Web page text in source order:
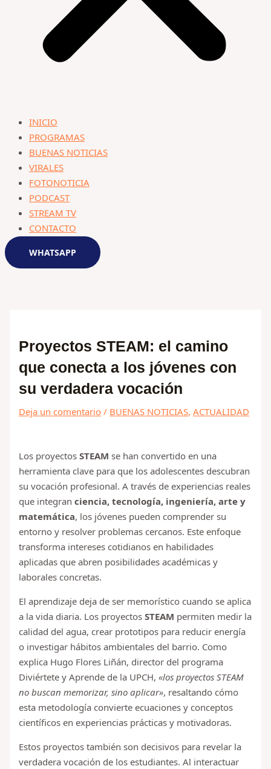
INICIO
PROGRAMAS
BUENAS NOTICIAS
VIRALES
FOTONOTICIA
PODCAST
STREAM TV
CONTACTO
WHATSAPP
Proyectos STEAM: el camino
que conecta a los jóvenes con
su verdadera vocación
Deja un comentario / BUENAS NOTICIAS,ACTUALIDAD
Los proyectosSTEAM se han convertido en una
herramienta clave para que los adolescentes descubran
su vocación profesional. A través de experiencias reales
que integranciencia, tecnología, ingeniería, arte y
matemática, los jóvenes pueden comprender su
entorno y resolver problemas cercanos. Este enfoque
transforma intereses cotidianos en habilidades
aplicadas que abren posibilidades académicas y
laborales concretas.
El aprendizaje deja de ser memorístico cuando se aplica
a la vida diaria. Los proyectosSTEAM permiten medir la
calidad del agua, crear prototipos para reducir energía
o investigar hábitos ambientales del barrio. Como
explica Hugo Flores Liñán, director del programa
Diviértete y Aprende de la UPCH,«los proyectos STEAM
no buscan memorizar, sino aplicar», resaltando cómo
esta metodología convierte ecuaciones y conceptos
científicos en experiencias prácticas y motivadoras.
Estos proyectos también son decisivos para revelar la
verdadera vocación de los estudiantes. Al interactuar